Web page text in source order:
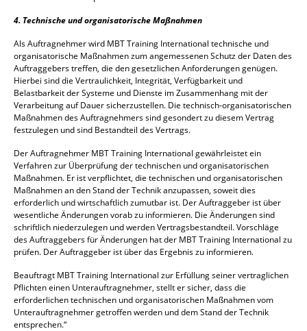
4. Technische und organisatorische Maßnahmen
Als Auftragnehmer wird MBT Training International technische und
organisatorische Maßnahmen zum angemessenen Schutz der Daten des
Auftraggebers treffen, die den gesetzlichen Anforderungen genügen.
Hierbei sind die Vertraulichkeit, Integrität, Verfügbarkeit und
Belastbarkeit der Systeme und Dienste im Zusammenhang mit der
Verarbeitung auf Dauer sicherzustellen. Die technisch-organisatorischen
Maßnahmen des Auftragnehmers sind gesondert zu diesem Vertrag
festzulegen und sind Bestandteil des Vertrags.
Der Auftragnehmer MBT Training International gewährleistet ein
Verfahren zur Überprüfung der technischen und organisatorischen
Maßnahmen. Er ist verpflichtet, die technischen und organisatorischen
Maßnahmen an den Stand der Technik anzupassen, soweit dies
erforderlich und wirtschaftlich zumutbar ist. Der Auftraggeber ist über
wesentliche Änderungen vorab zu informieren. Die Änderungen sind
schriftlich niederzulegen und werden Vertragsbestandteil. Vorschläge
des Auftraggebers für Änderungen hat der MBT Training International zu
prüfen. Der Auftraggeber ist über das Ergebnis zu informieren.
Beauftragt MBT Training International zur Erfüllung seiner vertraglichen
Pflichten einen Unterauftragnehmer, stellt er sicher, dass die
erforderlichen technischen und organisatorischen Maßnahmen vom
Unterauftragnehmer getroffen werden und dem Stand der Technik
entsprechen.“